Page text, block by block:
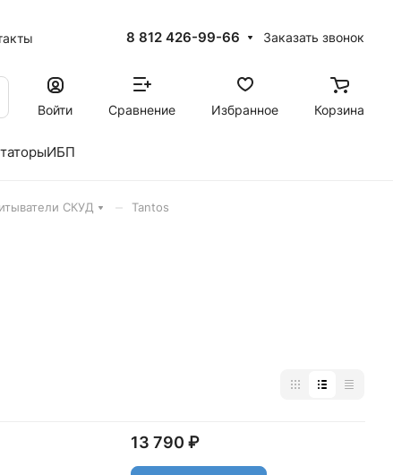
8 812 426-99-66 Заказать звонок
Войти
Сравнение Избранное Корзина
ИБП
СКУД Tantos
13 790 ₽